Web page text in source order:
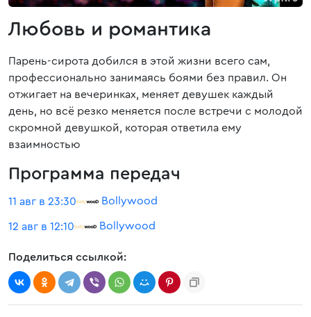
Любовь и романтика
Парень-сирота добился в этой жизни всего сам,
профессионально занимаясь боями без правил. Он
отжигает на вечеринках, меняет девушек каждый
день, но всё резко меняется после встречи с молодой
скромной девушкой, которая ответила ему
взаимностью
Программа передач
11 авг в 23:30 Bollywood
12 авг в 12:10 Bollywood
Поделиться ссылкой: